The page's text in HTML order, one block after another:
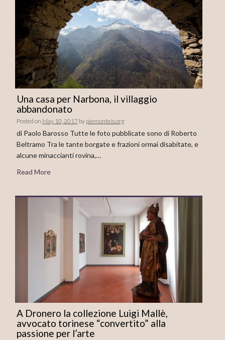
Una casa per Narbona, il villaggio
abbandonato
Posted on May 10, 2017 by piemonteis.org
di Paolo Barosso Tutte le foto pubblicate sono di Roberto
Beltramo Tra le tante borgate e frazioni ormai disabitate, e
alcune minaccianti rovina,…
Read More
A Dronero la collezione Luigi Mallè,
avvocato torinese “convertito” alla
passione per l’arte